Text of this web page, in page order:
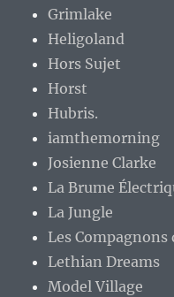
Grimlake
Heligoland
Hors Sujet
Horst
Hubris.
iamthemorning
Josienne Clarke
La Brume
La Jungle
Les Compagnons
Lethian Dreams
Model Village